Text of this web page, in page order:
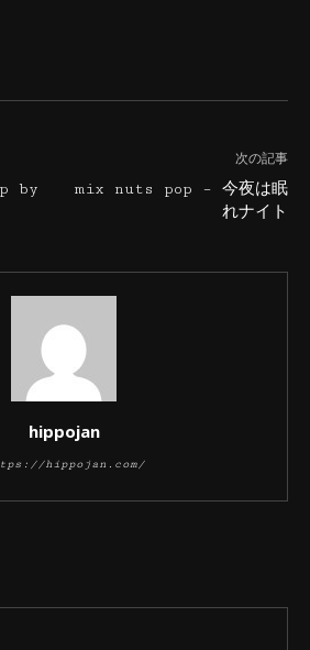
by
次の記事
mix nuts pop – 今夜は眠
れナイト
hippojan
hippojan.com/